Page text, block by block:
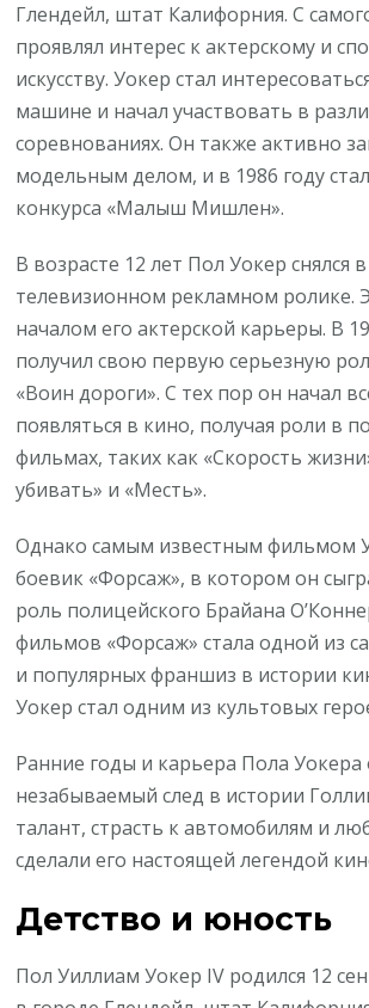
Глендейл, штат Калифорния. С
проявлял интерес к актерскому и
искусству. Уокер стал
машине и начал участвовать в
соревнованиях. Он также активно
модельным делом, и в 1986 году
конкурса «Малыш Мишлен».
В возрасте 12 лет Пол Уокер снялся
телевизионном рекламном ролике.
началом его актерской карьеры. В
получил свою первую серьезную
«Воин дороги». С тех пор он начал
появляться в кино, получая роли в
фильмах, таких как «Скорость
убивать» и «Месть».
Однако самым известным фильмом
боевик «Форсаж», в котором он
роль полицейского Брайана
фильмов «Форсаж» стала одной из
и популярных франшиз в истории
Уокер стал одним из культовых
Ранние годы и карьера Пола Уокера
незабываемый след в истории
талант, страсть к автомобилям и
сделали его настоящей легендой
Детство и юность
Пол Уиллиам Уокер IV родился 12